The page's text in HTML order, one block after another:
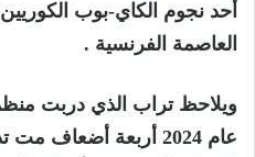
أحد نجوم الكاي-بوب
العاصمة الفرنسية .
عام 2024 أربعة